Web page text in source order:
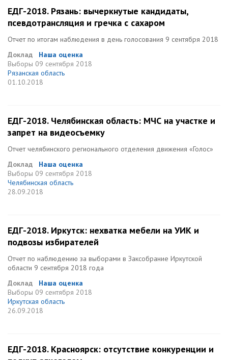
ЕДГ-2018. Рязань: вычеркнутые кандидаты,
псевдотрансляция и гречка с сахаром
Отчет по итогам наблюдения в день голосования 9 сентября 2018
Доклад
Наша оценка
Выборы 09 сентября 2018
Рязанская область
01.10.2018
ЕДГ-2018. Челябинская область: МЧС на участке и
запрет на видеосъемку
Отчет челябинского регионального отделения движения «Голос»
Доклад
Наша оценка
Выборы 09 сентября 2018
Челябинская область
28.09.2018
ЕДГ-2018. Иркутск: нехватка мебели на УИК и
подвозы избирателей
Отчет по наблюдению за выборами в Заксобрание Иркутской
области 9 сентября 2018 года
Доклад
Наша оценка
Выборы 09 сентября 2018
Иркутская область
26.09.2018
ЕДГ-2018. Красноярск: отсутствие конкуренции и